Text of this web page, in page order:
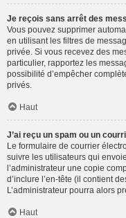
Je reçois sans arrêt des
Vous pouvez supprimer
en utilisant les filtres de
privée. Si vous recevez des
particulier, rapportez les
possibilité d’empêcher
privés.
Haut
J’ai reçu un spam ou un
Le formulaire de courrier
suivre les utilisateurs qui
l’administrateur une copie
d’inclure l’en-tête (il contient
L’administrateur pourra alors
Haut